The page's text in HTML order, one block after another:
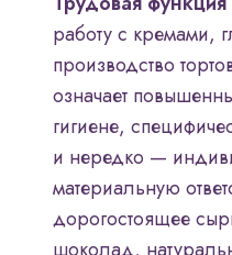
работу с кремами,
производство
означает
гигиене,
и нередко —
материальную
дорогостоящее